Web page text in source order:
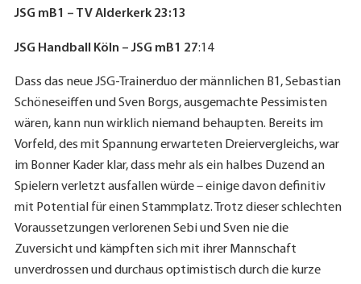
JSG mB1 – TV Alderkerk 23:13
JSG Handball Köln – JSG mB1 27:14
Dass das neue JSG-Trainerduo der männlichen B1, Sebastian
Schöneseiffen und Sven Borgs, ausgemachte Pessimisten
wären, kann nun wirklich niemand behaupten. Bereits im
Vorfeld, des mit Spannung erwarteten Dreiervergleichs, war
im Bonner Kader klar, dass mehr als ein halbes Duzend an
Spielern verletzt ausfallen würde – einige davon definitiv
mit Potential für einen Stammplatz. Trotz dieser schlechten
Voraussetzungen verlorenen Sebi und Sven nie die
Zuversicht und kämpften sich mit ihrer Mannschaft
unverdrossen und durchaus optimistisch durch die kurze